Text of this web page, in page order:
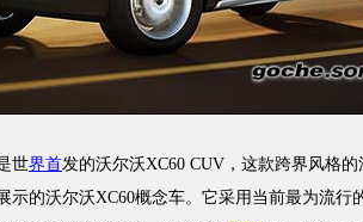
世界首发的沃尔沃XC60 CUV，这款跨界风格的
示的沃尔沃XC60概念车。它采用当前最为流行